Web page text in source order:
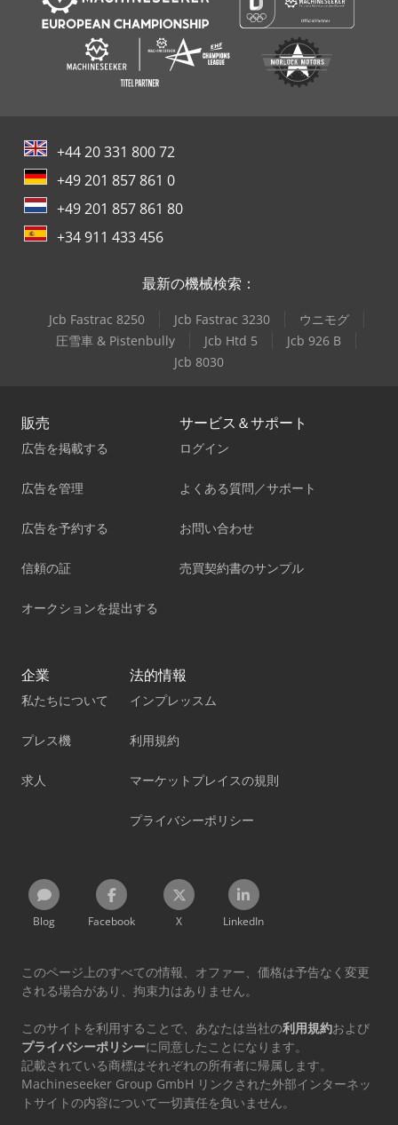
+44 20 331 800 72
+49 201 857 861 0
+49 201 857 861 80
+34 911 433 456
最新の機械検索：
Jcb Fastrac 8250 Jcb Fastrac 3230
ウニモグ
圧雪車 & Pistenbully
Jcb Htd 5
Jcb 926 B
Jcb 8030
販売
広告を掲載する
広告を管理
広告を予約する
信頼の証
オークションを提出する
サービス＆サポート
ログイン
よくある質問／サポート
お問い合わせ
売買契約書のサンプル
企業
私たちについて
プレス機
求人
法的情報
インプレッスム
利用規約
マーケットプレイスの規則
プライバシーポリシー
Blog Facebook X LinkedIn
このページ上のすべての情報、オファー、価格は予告なく変更
される場合があり、拘束力はありません。
このサイトを利用することで、あなたは当社の利用規約および
プライバシーポリシーに同意したことになります。
記載されている商標はそれぞれの所有者に帰属します。
Machineseeker Group GmbH リンクされた外部インターネッ
トサイトの内容について一切責任を負いません。